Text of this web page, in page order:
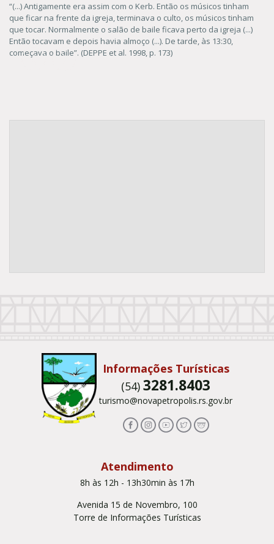
“(...) Antigamente era assim com o Kerb. Então os músicos tinham
que ficar na frente da igreja, terminava o culto, os músicos tinham
que tocar. Normalmente o salão de baile ficava perto da igreja (...)
Então tocavam e depois havia almoço (...). De tarde, às 13:30,
começava o baile”. (DEPPE et al. 1998, p. 173)
Informações Turísticas
(54)3281.8403
turismo@novapetropolis.rs.gov.br
Atendimento
8h às 12h - 13h30min às 17h
Avenida 15 de Novembro, 100
Torre de Informações Turísticas